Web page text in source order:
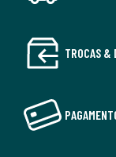
TROCAS &